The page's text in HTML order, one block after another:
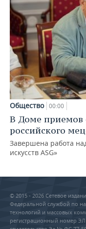
Общество 00:00
В Доме приемов
российского
Завершена работа
искусств ASG»
© 2015 - 2026 Сетевое
Федеральной службой по
технологий и массовых
регистрационный номер ЭЛ